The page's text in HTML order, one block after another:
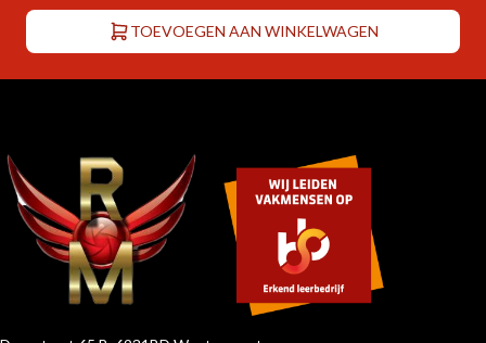
TOEVOEGEN AAN WINKELWAGEN